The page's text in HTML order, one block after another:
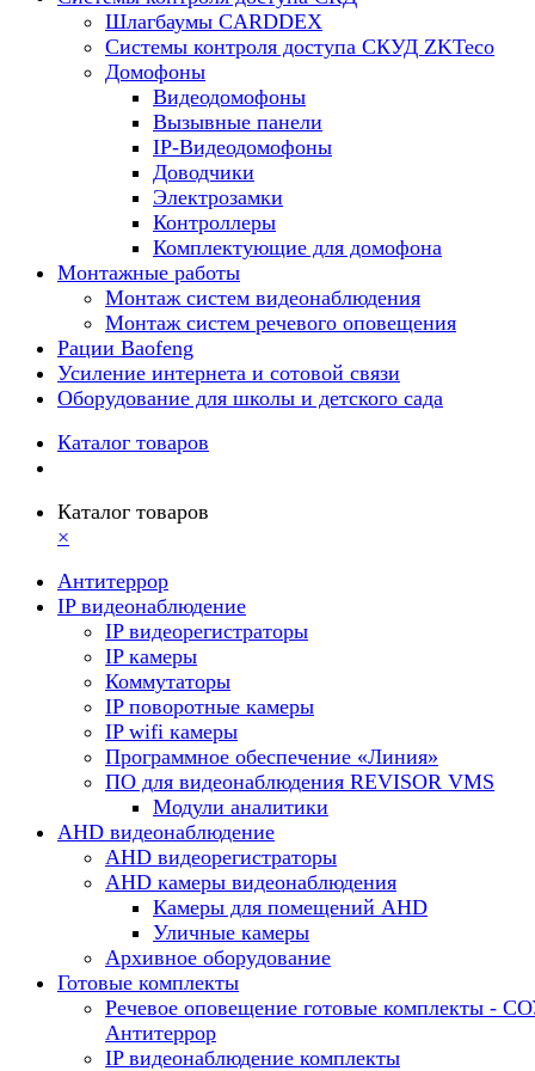
Шлагбаумы CARDDEX
Системы контроля доступа СКУД ZKTeco
Домофоны
Видеодомофоны
Вызывные панели
IP-Видеодомофоны
Доводчики
Электрозамки
Контроллеры
Комплектующие для домофона
Монтажные работы
Монтаж систем видеонаблюдения
Монтаж систем речевого оповещения
Рации Baofeng
Усиление интернета и сотовой связи
Оборудование для школы и детского сада
Каталог товаров
Каталог товаров
×
Антитеррор
IP видеонаблюдение
IP видеорегистраторы
IP камеры
Коммутаторы
IP поворотные камеры
IP wifi камеры
Программное обеспечение «Линия»
ПО для видеонаблюдения REVISOR VMS
Модули аналитики
AHD видеонаблюдение
AHD видеорегистраторы
AHD камеры видеонаблюдения
Камеры для помещений AHD
Уличные камеры
Архивное оборудование
Готовые комплекты
Речевое оповещение готовые комплекты -
Антитеррор
IP видеонаблюдение комплекты